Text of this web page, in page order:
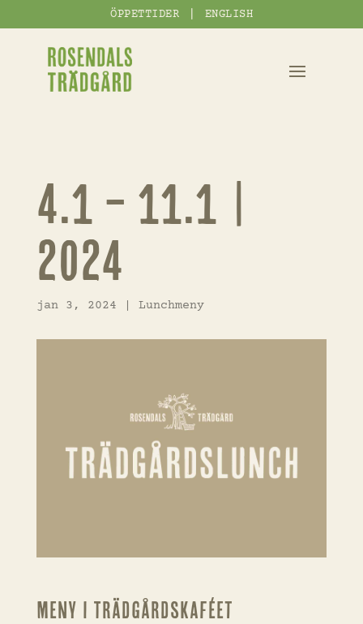
ÖPPETTIDER ENGLISH
4.1 – 11.1 |
2024
jan 3, 2024 Lunchmeny
Meny i Trädgårdskaféet